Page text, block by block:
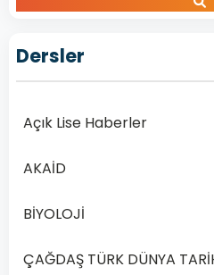
Fıkıh
2
2020
2.
Sınav
Online
Dersler
Açık Lise Haberler
AKAİD
BİYOLOJİ
ÇAĞDAŞ TÜRK DÜNYA